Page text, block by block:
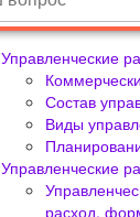
Управленческие
Состав
Виды
Управленческие
расход,